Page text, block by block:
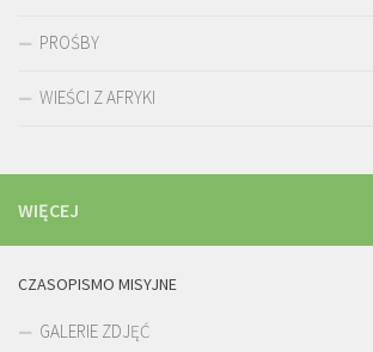
PROŚBY
WIEŚCI Z AFRYKI
WIĘCEJ
CZASOPISMO MISYJNE
GALERIE ZDJĘĆ